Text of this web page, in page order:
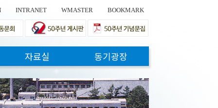
INTRANET WMASTER BOOKMARK
자료실 동기광장